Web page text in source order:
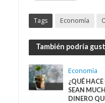
Tags Economía
También podría
Economía
¿QUÉ
SEAN
DINERO